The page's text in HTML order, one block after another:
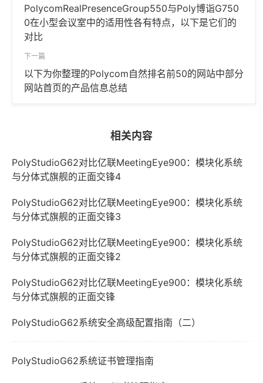
PolycomRealPresenceGroup550与Poly博诣G750
0在小型会议室中的适用性各有特点，以下是它们的
对比
下一篇
以下为你整理的Polycom自然排名前50的网站中部分
网站首页的产品信息总结
相关内容
PolyStudioG62对比亿联MeetingEye900：模块化系统
与分体式旗舰的正面交锋4
PolyStudioG62对比亿联MeetingEye900：模块化系统
与分体式旗舰的正面交锋3
PolyStudioG62对比亿联MeetingEye900：模块化系统
与分体式旗舰的正面交锋2
PolyStudioG62对比亿联MeetingEye900：模块化系统
与分体式旗舰的正面交锋
PolyStudioG62系统安全高级配置指南（二）
PolyStudioG62系统证书管理指南